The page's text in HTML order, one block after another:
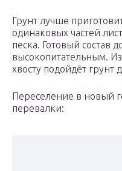
Грунт лучше
одинаковых частей
песка. Готовый состав
высокопитательным.
хвосту подойдёт грунт
Переселение в новый
перевалки: